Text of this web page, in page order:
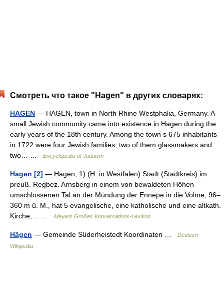
Смотреть что такое "Hagen" в других словарях:
HAGEN — HAGEN, town in North Rhine Westphalia, Germany. A
small Jewish community came into existence in Hagen during the
early years of the 18th century. Among the town s 675 inhabitants
in 1722 were four Jewish families, two of them glassmakers and
two… …
Encyclopedia of Judaism
Hagen [2] — Hagen, 1) (H. in Westfalen) Stadt (Stadtkreis) im
preuß. Regbez. Arnsberg in einem von bewaldeten Höhen
umschlossenen Tal an der Mündung der Ennepe in die Volme, 96–
360 m ü. M., hat 5 evangelische, eine katholische und eine altkath.
Kirche,… …
Meyers Großes Konversations-Lexikon
Hägen — Gemeinde Süderheistedt Koordinaten …
Deutsch
Wikipedia